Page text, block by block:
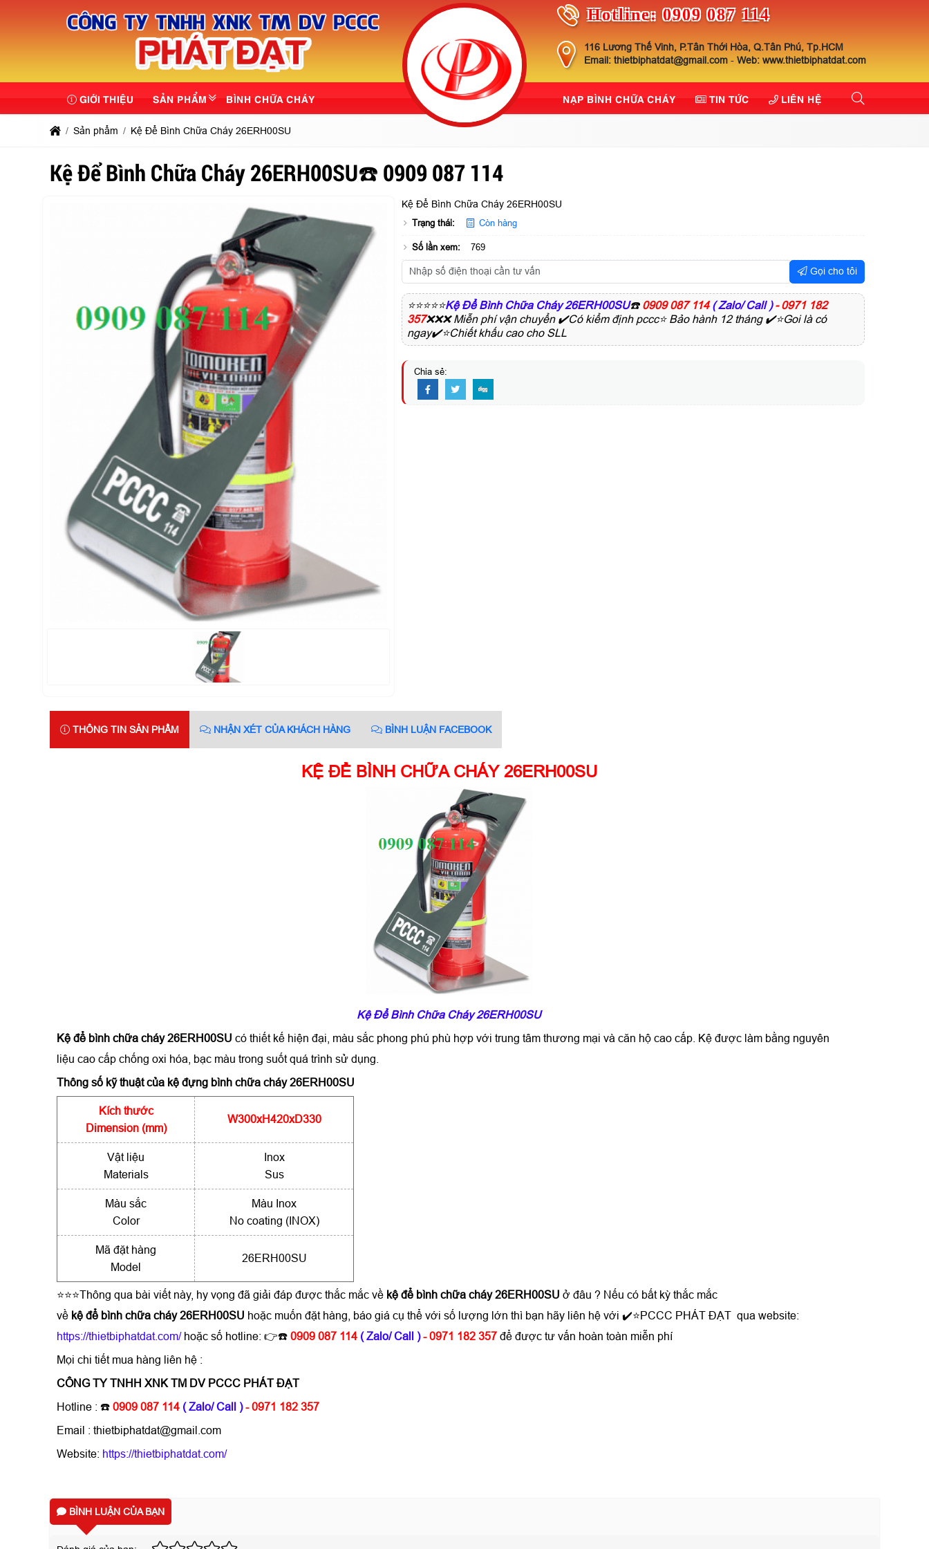
Hotline: 0909 087 114
116 Lương Thế Vinh, P.Tân Thới Hòa, Q.Tân Phú, Tp.HCM
Email: thietbiphatdat@gmail.com- Web: www.thietbiphatdat.com
GIỚI THIỆU SẢN PHẨM BÌNH CHỮA CHÁY NẠP BÌNH CHỮA CHÁY TIN TỨC LIÊN HỆ
Sản phẩm Kệ Để Bình Chữa Cháy 26ERH00SU
Kệ Để Bình Chữa Cháy 26ERH00SU☎️ 0909 087 114
Kệ Để Bình Chữa Cháy 26ERH00SU
Trạng thái: Còn hàng
Số lần xem: 769
Gọi cho tôi
⭐⭐⭐⭐⭐Kệ Để Bình Chữa Cháy 26ERH00SU☎️ 0909 087 114 ( Zalo/ Call )- 0971 182
357❌❌❌ Miễn phí vận chuyển ✔️Có kiểm định pccc⭐ Bảo hành 12 tháng ✔️⭐Goi là có
ngay✔️⭐Chiết khấu cao cho SLL
Chia sẻ:
THÔNG TIN SẢN PHẨM NHẬN XÉT CỦA KHÁCH HÀNG BÌNH LUẬN FACEBOOK
KỆ ĐỂ BÌNH CHỮA CHÁY 26ERH00SU
Kệ Để Bình Chữa Cháy 26ERH00SU
Kệ để bình chữa cháy 26ERH00SU có thiết kế hiện đại, màu sắc phong phú phù hợp với trung tâm thương mại và căn hộ cao cấp. Kệ được làm bằng nguyên
liệu cao cấp chống oxi hóa, bạc màu trong suốt quá trình sử dụng.
Thông số kỹ thuật của kệ đựng bình chữa cháy 26ERH00SU
Kích thước
Dimension (mm)
W300xH420xD330
Vật liệu
Materials
Inox
Sus
Màu sắc
Color
Màu Inox
No coating (INOX)
Mã đặt hàng
Model
26ERH00SU
⭐⭐⭐Thông qua bài viết này, hy vọng đã giải đáp được thắc mắc về kệ để bình chữa cháy 26ERH00SU ở đâu ? Nếu có bất kỳ thắc mắc
về kệ để bình chữa cháy 26ERH00SU hoặc muốn đặt hàng, báo giá cụ thể với số lượng lớn thì bạn hãy liên hệ với ✔️⭐PCCC PHÁT ĐẠT qua website:
https://thietbiphatdat.com/ hoặc số hotline: 👉☎️ 0909 087 114 ( Zalo/ Call )- 0971 182 357 để được tư vấn hoàn toàn miễn phí
Mọi chi tiết mua hàng liên hệ :
CÔNG TY TNHH XNK TM DV PCCC PHÁT ĐẠT
Hotline : ☎️ 0909 087 114 ( Zalo/ Call )- 0971 182 357
Email : thietbiphatdat@gmail.com
Website: https://thietbiphatdat.com/
BÌNH LUẬN CỦA BẠN